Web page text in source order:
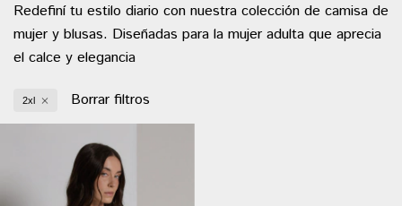
Redefiní tu estilo diario con nuestra colección de camisa de
mujer y blusas. Diseñadas para la mujer adulta que aprecia
el calce y elegancia
2xl Borrar filtros